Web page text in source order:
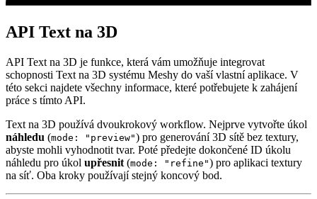
API Text na 3D
API Text na 3D je funkce, která vám umožňuje integrovat
schopnosti Text na 3D systému Meshy do vaší vlastní aplikace. V
této sekci najdete všechny informace, které potřebujete k zahájení
práce s tímto API.
Text na 3D používá dvoukrokový workflow. Nejprve vytvořte úkol
náhledu (mode: "preview") pro generování 3D sítě bez textury,
abyste mohli vyhodnotit tvar. Poté předejte dokončené ID úkolu
náhledu pro úkol upřesnit (mode: "refine") pro aplikaci textury
na síť. Oba kroky používají stejný koncový bod.